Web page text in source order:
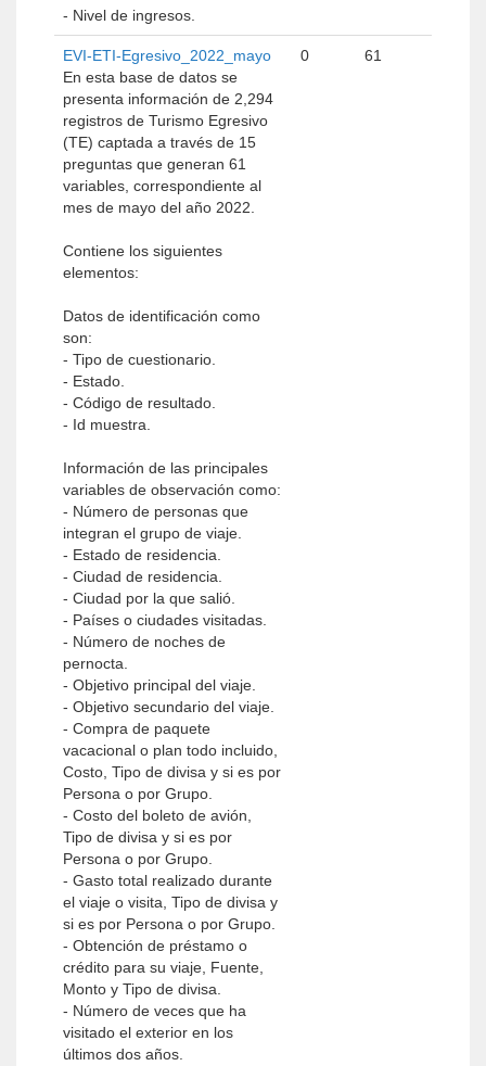
- Nivel de ingresos.
EVI-ETI-Egresivo_2022_mayo
En esta base de datos se
presenta información de 2,294
registros de Turismo Egresivo
(TE) captada a través de 15
preguntas que generan 61
variables, correspondiente al
mes de mayo del año 2022.
Contiene los siguientes
elementos:
Datos de identificación como
son:
- Tipo de cuestionario.
- Estado.
- Código de resultado.
- Id muestra.
Información de las principales
variables de observación como:
- Número de personas que
integran el grupo de viaje.
- Estado de residencia.
- Ciudad de residencia.
- Ciudad por la que salió.
- Países o ciudades visitadas.
- Número de noches de
pernocta.
- Objetivo principal del viaje.
- Objetivo secundario del viaje.
- Compra de paquete
vacacional o plan todo incluido,
Costo, Tipo de divisa y si es por
Persona o por Grupo.
- Costo del boleto de avión,
Tipo de divisa y si es por
Persona o por Grupo.
- Gasto total realizado durante
el viaje o visita, Tipo de divisa y
si es por Persona o por Grupo.
- Obtención de préstamo o
crédito para su viaje, Fuente,
Monto y Tipo de divisa.
- Número de veces que ha
visitado el exterior en los
últimos dos años.
0 61